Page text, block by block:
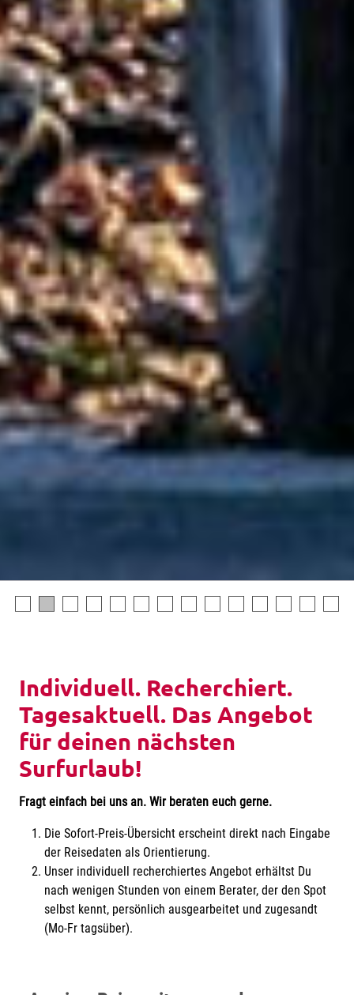
Individuell. Recherchiert.
Tagesaktuell. Das Angebot
für deinen nächsten
Surfurlaub!
Fragt einfach bei uns an. Wir beraten euch gerne.
Die Sofort-Preis-Übersicht erscheint direkt nach Eingabe
der Reisedaten als Orientierung.
Unser individuell recherchiertes Angebot erhältst Du
nach wenigen Stunden von einem Berater, der den Spot
selbst kennt, persönlich ausgearbeitet und zugesandt
(Mo-Fr tagsüber).